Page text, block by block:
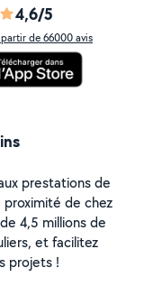
4,6/5
de 66000 avis
prestations de
de chez
4,5 millions de
et facilitez
projets !